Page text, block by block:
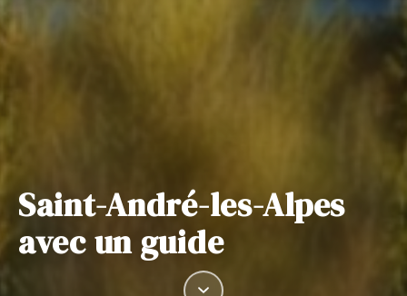
Saint-André-les-Alpes
avec un guide